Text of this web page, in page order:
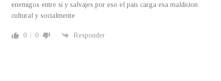
enemigos entre si y salvajes por eso el pais carga esa maldicion
cultural y socialmente
0 0 Responder